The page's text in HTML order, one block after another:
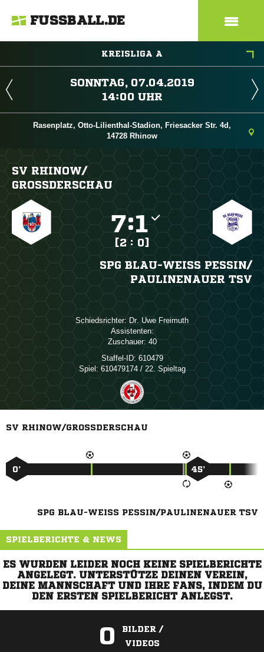
FUSSBALL.DE
KREISLIGA A
 
 
Rasenplatz, Otto-Lilienthal-Stadion, Friesacker Str. 4d,
14728 Rhinow
SV RHINOW/​
GROSSDERSCHAU
:
[2 : 0]
SPG BLAU-WEISS PESSIN/​P
AULINENAUER TSV
Schiedsrichter:   
Assistenten:
Zuschauer: 40
Staffel-ID: 610479
Spiel: 610479174 / 22. Spieltag
SV RHINOW/GROSSDERSCHAU
0’ 45’
SPG BLAU-WEISS PESSIN/PAULINENAUER TSV
SPIELBERICHTE & NEWS
ES WURDEN LEIDER NOCH KEINE SPIELBERICHTE
ANGELEGT. UNTERSTÜTZE DEINEN VEREIN,
DEINE MANNSCHAFT UND IHRE FANS, INDEM DU
DEN ERSTEN SPIELBERICHT ANLEGST.
0
BILDER /
VIDEOS